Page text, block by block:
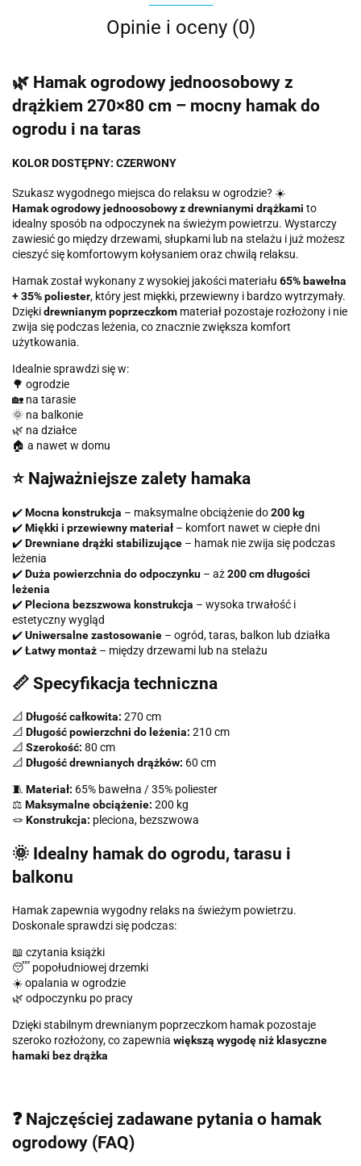
Opinie i oceny (0)
🌿 Hamak ogrodowy jednoosobowy z
drążkiem 270×80 cm – mocny hamak do
ogrodu i na taras
KOLOR DOSTĘPNY: CZERWONY
Szukasz wygodnego miejsca do relaksu w ogrodzie? ☀️
Hamak ogrodowy jednoosobowy z drewnianymi drążkami to
idealny sposób na odpoczynek na świeżym powietrzu. Wystarczy
zawiesić go między drzewami, słupkami lub na stelażu i już możesz
cieszyć się komfortowym kołysaniem oraz chwilą relaksu.
Hamak został wykonany z wysokiej jakości materiału 65% bawełna
+ 35% poliester, który jest miękki, przewiewny i bardzo wytrzymały.
Dziękidrewnianym poprzeczkom materiał pozostaje rozłożony i nie
zwija się podczas leżenia, co znacznie zwiększa komfort
użytkowania.
Idealnie sprawdzi się w:
🌳 ogrodzie
🏡 na tarasie
🌞 na balkonie
🌿 na działce
🏠 a nawet w domu
⭐ Najważniejsze zalety hamaka
✔️Mocna konstrukcja – maksymalne obciążenie do200 kg
✔️Miękki i przewiewny materiał – komfort nawet w ciepłe dni
✔️Drewniane drążki stabilizujące – hamak nie zwija się podczas
leżenia
✔️Duża powierzchnia do odpoczynku – aż200 cm długości
leżenia
✔️Pleciona bezszwowa konstrukcja – wysoka trwałość i
estetyczny wygląd
✔️Uniwersalne zastosowanie – ogród, taras, balkon lub działka
✔️Łatwy montaż – między drzewami lub na stelażu
📏 Specyfikacja techniczna
📐 Długość całkowita: 270 cm
📐 Długość powierzchni do leżenia: 210 cm
📐 Szerokość: 80 cm
📐 Długość drewnianych drążków: 60 cm
🧵Materiał: 65% bawełna / 35% poliester
⚖️ Maksymalne obciążenie: 200 kg
🪢Konstrukcja: pleciona, bezszwowa
🌞 Idealny hamak do ogrodu, tarasu i
balkonu
Hamak zapewnia wygodny relaks na świeżym powietrzu.
Doskonale sprawdzi się podczas:
📖 czytania książki
😴 popołudniowej drzemki
☀️ opalania w ogrodzie
🌿 odpoczynku po pracy
Dzięki stabilnym drewnianym poprzeczkom hamak pozostaje
szeroko rozłożony, co zapewnia większą wygodę niż klasyczne
hamaki bez drążka
❓ Najczęściej zadawane pytania o hamak
ogrodowy (FAQ)